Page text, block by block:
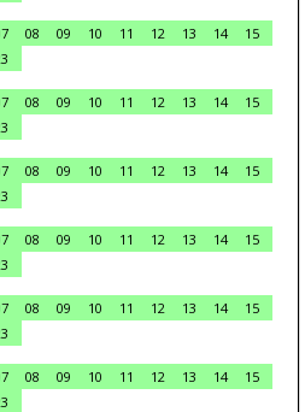
08 09 10 11 12 13 14
15
08 09 10 11 12 13 14
15
08 09 10 11 12 13 14
15
08 09 10 11 12 13 14
15
08 09 10 11 12 13 14
15
08 09 10 11 12 13 14
15